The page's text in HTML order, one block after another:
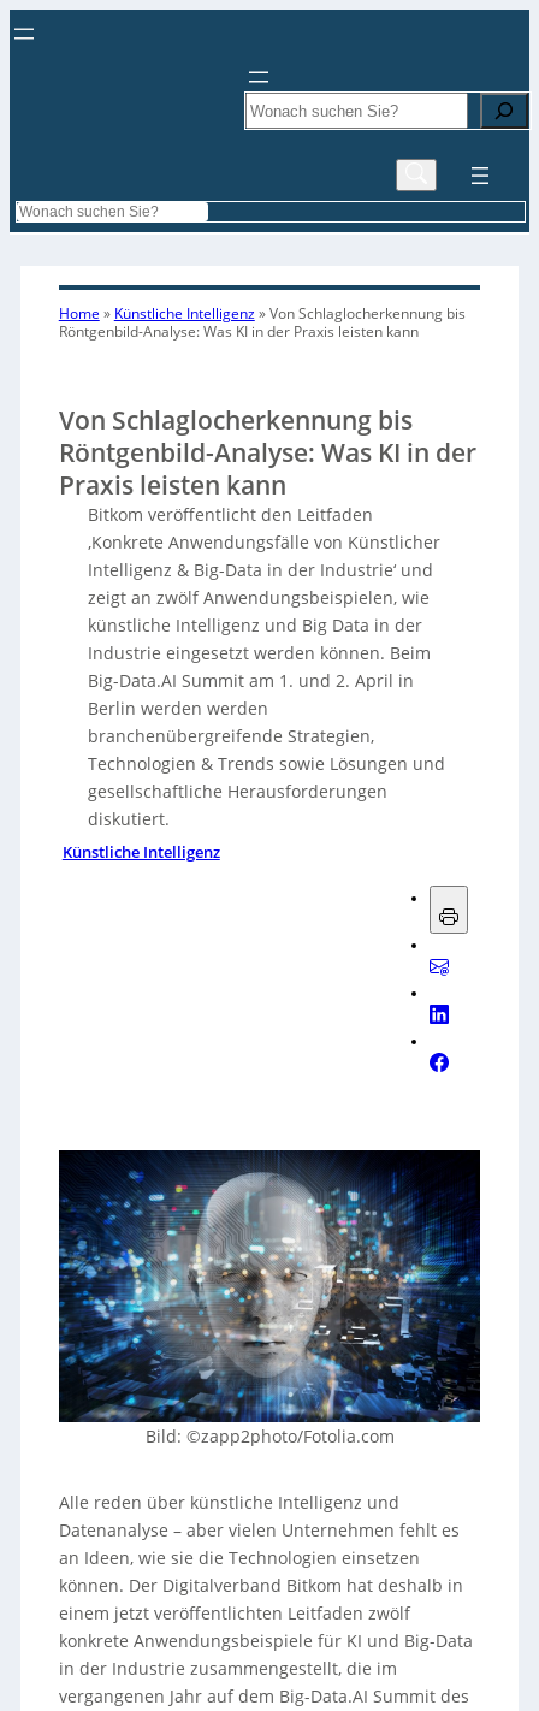
Search
Search
Home » Künstliche Intelligenz»Von Schlaglocherkennung bis
Röntgenbild-Analyse: Was KI in der Praxis leisten kann
Von Schlaglocherkennung bis
Röntgenbild-Analyse: Was KI in der
Praxis leisten kann
Bitkom veröffentlicht den Leitfaden
‚Konkrete Anwendungsfälle von Künstlicher
Intelligenz & Big-Data in der Industrie‘ und
zeigt an zwölf Anwendungsbeispielen, wie
künstliche Intelligenz und Big Data in der
Industrie eingesetzt werden können. Beim
Big-Data.AI Summit am 1. und 2. April in
Berlin werden werden
branchenübergreifende Strategien,
Technologien & Trends sowie Lösungen und
gesellschaftliche Herausforderungen
diskutiert.
Künstliche Intelligenz
Bild: ©zapp2photo/Fotolia.com
Alle reden über künstliche Intelligenz und
Datenanalyse – aber vielen Unternehmen fehlt es
an Ideen, wie sie die Technologien einsetzen
können. Der Digitalverband Bitkom hat deshalb in
einem jetzt veröffentlichten Leitfaden zwölf
konkrete Anwendungsbeispiele für KI und Big-Data
in der Industrie zusammengestellt, die im
vergangenen Jahr auf dem Big-Data.AI Summit des